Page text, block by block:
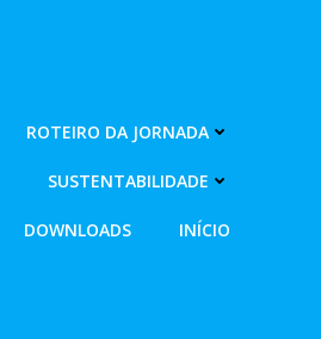
ROTEIRO DA JORNADA
SUSTENTABILIDADE
DOWNLOADS INÍCIO